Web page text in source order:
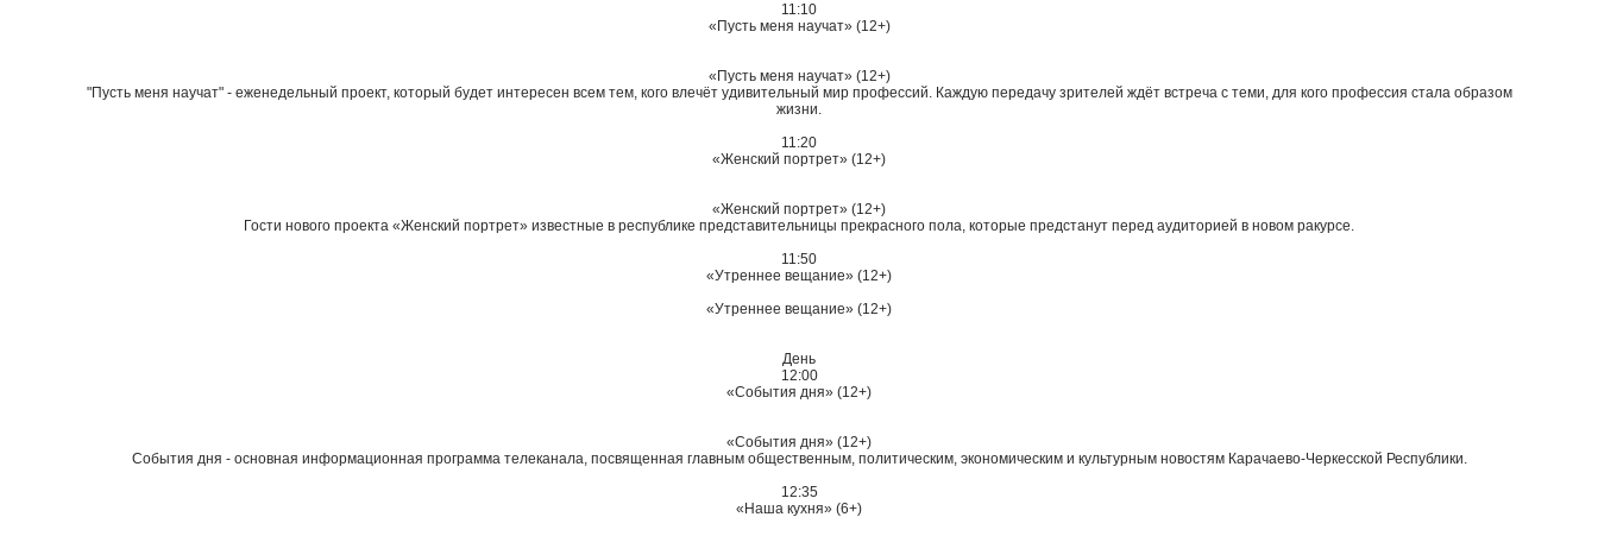
11:10
«Пусть меня научат» (12+)
«Пусть меня научат» (12+)
"Пусть меня научат" - еженедельный проект, который будет интересен всем тем, кого влечёт удивительный мир профессий. Каждую передачу зрителей ждёт встреча с теми, для кого профессия стала образом
жизни.
11:20
«Женский портрет» (12+)
«Женский портрет» (12+)
Гости нового проекта «Женский портрет» известные в республике представительницы прекрасного пола, которые предстанут перед аудиторией в новом ракурсе.
11:50
«Утреннее вещание» (12+)
«Утреннее вещание» (12+)
День
12:00
«События дня» (12+)
«События дня» (12+)
События дня - основная информационная программа телеканала, посвященная главным общественным, политическим, экономическим и культурным новостям Карачаево-Черкесской Республики.
12:35
«Наша кухня» (6+)